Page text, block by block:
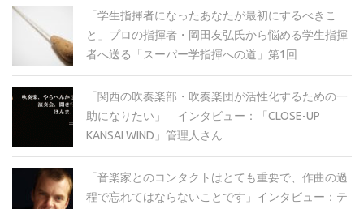
「学生指揮者になったあなたが最初にするべきこ
と」プロの指揮者・岡田友弘氏から悩める学生指揮
者へ送る「スーパー学指揮への道」第1回
「関西の吹奏楽部・吹奏楽団が活性化するための一
助になりたい」 インタビュー：「CLOSE-UP
KANSAI WIND」管理人さん
「音楽家とのコンタクトはとても重要で、作曲の過
程で忘れてはならないことです」インタビュー：テ